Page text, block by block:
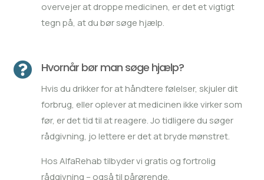
overvejer at droppe medicinen, er det et vigtigt
tegn på, at du bør søge hjælp.
 Hvornår bør man søge hjælp?
Hvis du drikker for at håndtere følelser, skjuler dit
forbrug, eller oplever at medicinen ikke virker som
før, er det tid til at reagere. Jo tidligere du søger
rådgivning, jo lettere er det at bryde mønstret.
Hos AlfaRehab tilbyder vi gratis og fortrolig
rådgivning – også til pårørende.